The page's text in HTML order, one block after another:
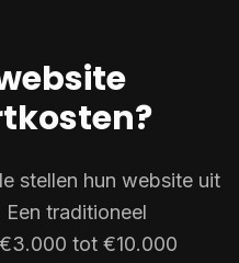
stellen hun website uit
traditioneel
tot €10.000